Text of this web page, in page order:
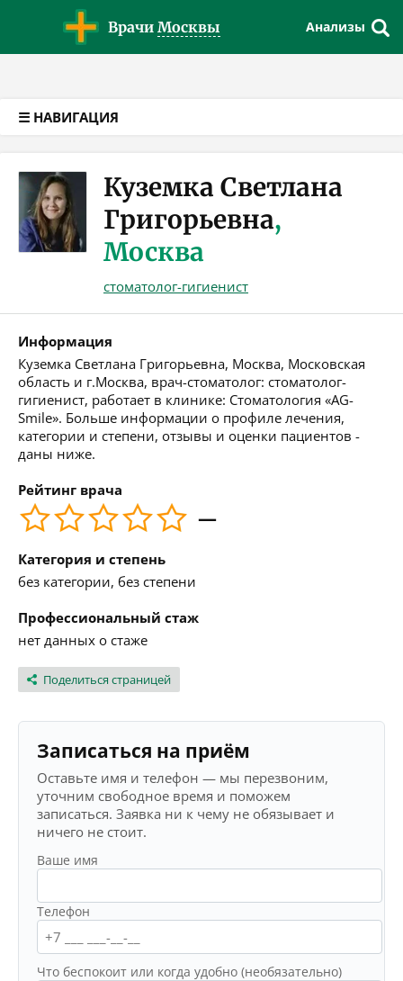
Врачи Москвы Анализы
☰ НАВИГАЦИЯ
Куземка Светлана
Григорьевна,
Москва
стоматолог-гигиенист
Информация
Куземка Светлана Григорьевна, Москва, Московская
область и г.Москва, врач-стоматолог: стоматолог-
гигиенист, работает в клинике: Стоматология «AG-
Smile». Больше информации о профиле лечения,
категории и степени, отзывы и оценки пациентов -
даны ниже.
Рейтинг врача
—
Категория и степень
без категории, без степени
Профессиональный стаж
нет данных о стаже
Поделиться страницей
Записаться на приём
Оставьте имя и телефон — мы перезвоним,
уточним свободное время и поможем
записаться. Заявка ни к чему не обязывает и
ничего не стоит.
Ваше имя
Телефон
Что беспокоит или когда удобно (необязательно)